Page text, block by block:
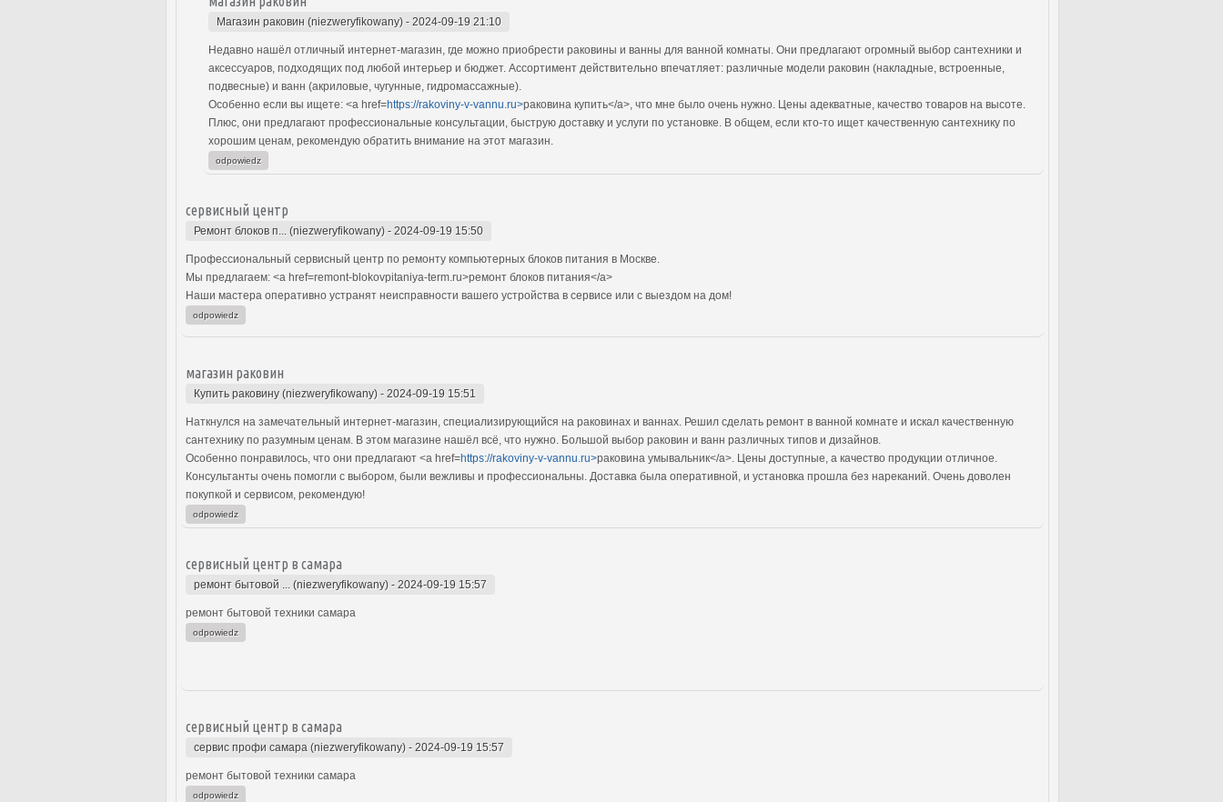
Магазин раковин (niezweryfikowany) - 2024-09-19 21:10
Недавно нашёл отличный интернет-магазин, где можно приобрести раковины и ванны для ванной комнаты. Они предлагают огромный выбор сантехники и
аксессуаров, подходящих под любой интерьер и бюджет. Ассортимент действительно впечатляет: различные модели раковин (накладные, встроенные,
подвесные) и ванн (акриловые, чугунные, гидромассажные).
Особенно если вы ищете: <a href=https://rakoviny-v-vannu.ru>раковина купить</a>, что мне было очень нужно. Цены адекватные, качество товаров на высоте.
Плюс, они предлагают профессиональные консультации, быструю доставку и услуги по установке. В общем, если кто-то ищет качественную сантехнику по
хорошим ценам, рекомендую обратить внимание на этот магазин.
odpowiedz
сервисный центр
Ремонт блоков п... (niezweryfikowany) - 2024-09-19 15:50
Профессиональный сервисный центр по ремонту компьютерных блоков питания в Москве.
Мы предлагаем: <a href=remont-blokovpitaniya-term.ru>ремонт блоков питания</a>
Наши мастера оперативно устранят неисправности вашего устройства в сервисе или с выездом на дом!
odpowiedz
магазин раковин
Купить раковину (niezweryfikowany) - 2024-09-19 15:51
Наткнулся на замечательный интернет-магазин, специализирующийся на раковинах и ваннах. Решил сделать ремонт в ванной комнате и искал качественную
сантехнику по разумным ценам. В этом магазине нашёл всё, что нужно. Большой выбор раковин и ванн различных типов и дизайнов.
Особенно понравилось, что они предлагают <a href=https://rakoviny-v-vannu.ru>раковина умывальник</a>. Цены доступные, а качество продукции отличное.
Консультанты очень помогли с выбором, были вежливы и профессиональны. Доставка была оперативной, и установка прошла без нареканий. Очень доволен
покупкой и сервисом, рекомендую!
odpowiedz
сервисный центр в самара
ремонт бытовой ... (niezweryfikowany) - 2024-09-19 15:57
ремонт бытовой техники самара
odpowiedz
сервисный центр в самара
сервис профи самара (niezweryfikowany) - 2024-09-19 15:57
ремонт бытовой техники самара
odpowiedz